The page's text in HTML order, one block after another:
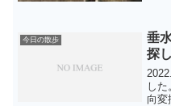
月か
今日の散歩
垂
探
し
向変